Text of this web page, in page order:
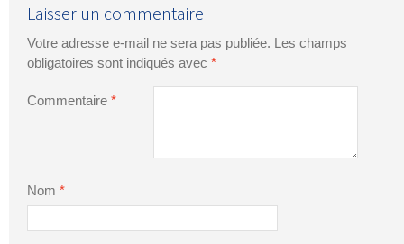
Laisser un commentaire
Votre adresse e-mail ne sera pas publiée. Les champs
obligatoires sont indiqués avec *
Commentaire *
Nom *